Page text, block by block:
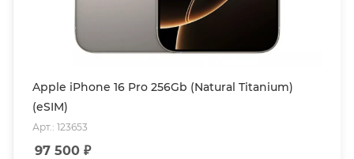
Apple iPhone 16 Pro 256Gb (Natural Titanium)
(eSIM)
Арт.: 123653
97 500 ₽